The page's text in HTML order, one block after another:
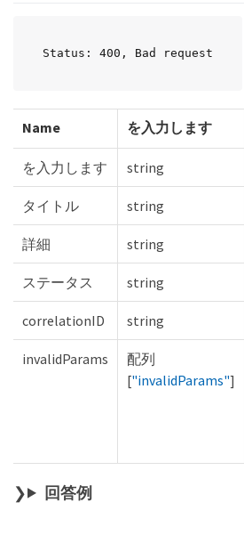
Status: 400, Bad request
Name を入力します
を入力します string
タイトル string
詳細 string
ステータス string
correlationID string
invalidParams
配列
["invalidParams"]
回答例